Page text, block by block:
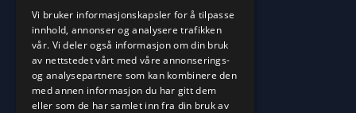
Vi bruker informasjonskapsler for å tilpasse
innhold, annonser og analysere trafikken
vår. Vi deler også informasjon om din bruk
av nettstedet vårt med våre annonserings-
og analysepartnere som kan kombinere den
med annen informasjon du har gitt dem
eller som de har samlet inn fra din bruk av